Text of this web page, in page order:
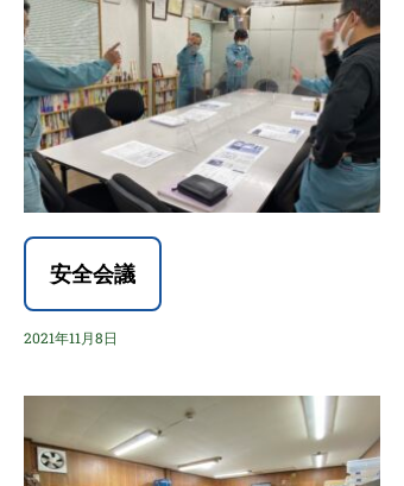
安全会議
2021年11月8日